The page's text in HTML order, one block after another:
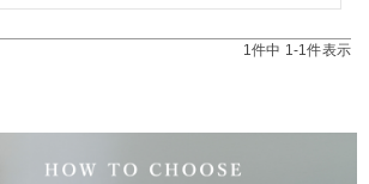
1件中 1-1件表示